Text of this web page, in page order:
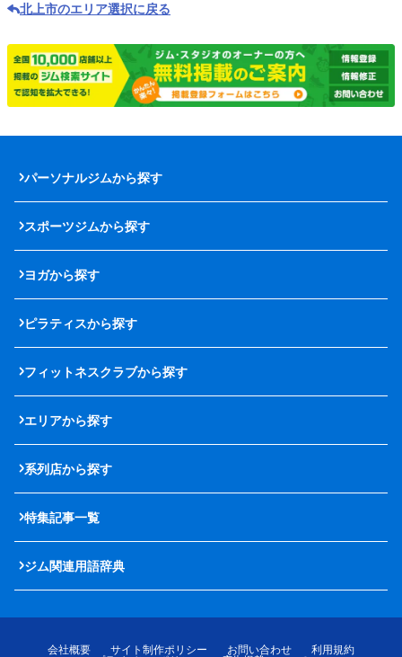
北上市のエリア選択に戻る
パーソナルジムから探す
スポーツジムから探す
ヨガから探す
ピラティスから探す
フィットネスクラブから探す
エリアから探す
系列店から探す
特集記事一覧
ジム関連用語辞典
会社概要 サイト制作ポリシー お問い合わせ
利用規約